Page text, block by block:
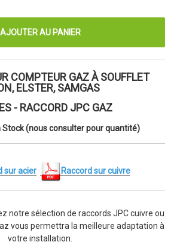
COMPTEUR GAZ À SOUFFLET
ELSTER, SAMGAS
- RACCORD JPC GAZ
Stock (nous consulter pour quantité)
sur acier Raccord sur cuivre
notre sélection de raccords JPC cuivre ou
vous permettra la meilleure adaptation à
votre installation.